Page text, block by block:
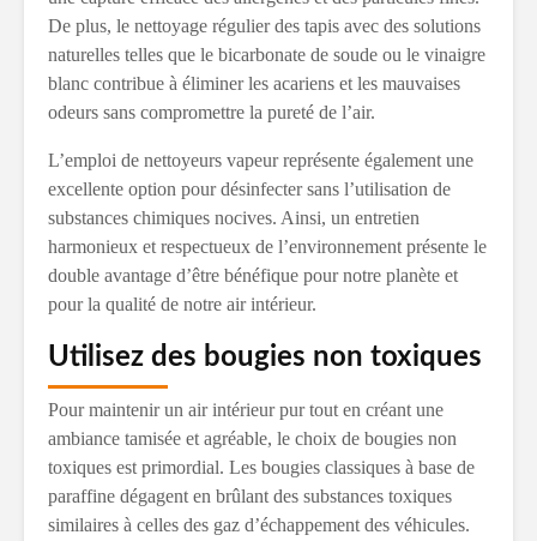
De plus, le nettoyage régulier des tapis avec des solutions
naturelles telles que le bicarbonate de soude ou le vinaigre
blanc contribue à éliminer les acariens et les mauvaises
odeurs sans compromettre la pureté de l’air.
L’emploi de nettoyeurs vapeur représente également une
excellente option pour désinfecter sans l’utilisation de
substances chimiques nocives. Ainsi, un entretien
harmonieux et respectueux de l’environnement présente le
double avantage d’être bénéfique pour notre planète et
pour la qualité de notre air intérieur.
Utilisez des bougies non toxiques
Pour maintenir un air intérieur pur tout en créant une
ambiance tamisée et agréable, le choix de bougies non
toxiques est primordial. Les bougies classiques à base de
paraffine dégagent en brûlant des substances toxiques
similaires à celles des gaz d’échappement des véhicules.